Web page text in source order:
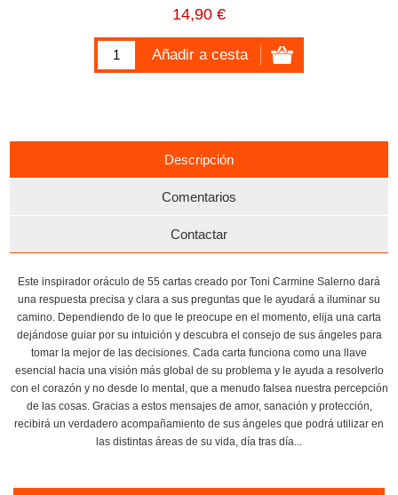
14,90 €
Descripción
Comentarios
Contactar
Este inspirador oráculo de 55 cartas creado por Toni Carmine Salerno dará
una respuesta precisa y clara a sus preguntas que le ayudará a iluminar su
camino. Dependiendo de lo que le preocupe en el momento, elija una carta
dejándose guiar por su intuición y descubra el consejo de sus ángeles para
tomar la mejor de las decisiones. Cada carta funciona como una llave
esencial hacia una visión más global de su problema y le ayuda a resolverlo
con el corazón y no desde lo mental, que a menudo falsea nuestra percepción
de las cosas. Gracias a estos mensajes de amor, sanación y protección,
recibirá un verdadero acompañamiento de sus ángeles que podrá utilizar en
las distintas áreas de su vida, día tras día...